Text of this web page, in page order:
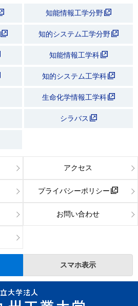
知能情報工学分野
知的システム工学分野
知能情報工学科
知的システム工学科
生命化学情報工学科
シラバス
アクセス
プライバシーポリシー
お問い合わせ
スマホ表示